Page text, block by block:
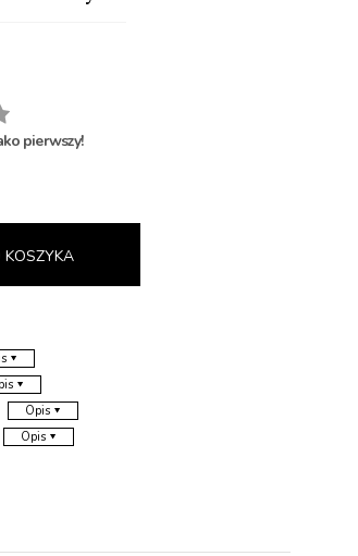
pierwszy!
KOSZYKA
Opis
Opis